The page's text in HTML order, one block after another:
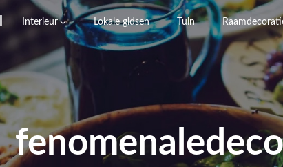
Interieur Lokale gidsen Tuin